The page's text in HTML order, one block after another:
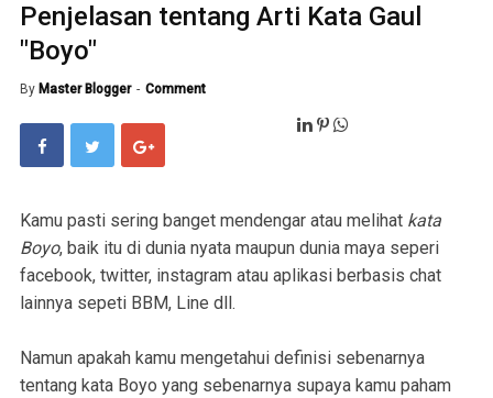
Penjelasan tentang Arti Kata Gaul
"Boyo"
By Master Blogger Comment
Kamu pasti sering banget mendengar atau melihat kata
Boyo, baik itu di dunia nyata maupun dunia maya seperi
facebook, twitter, instagram atau aplikasi berbasis chat
lainnya sepeti BBM, Line dll.
Namun apakah kamu mengetahui definisi sebenarnya
tentang kata Boyo yang sebenarnya supaya kamu paham